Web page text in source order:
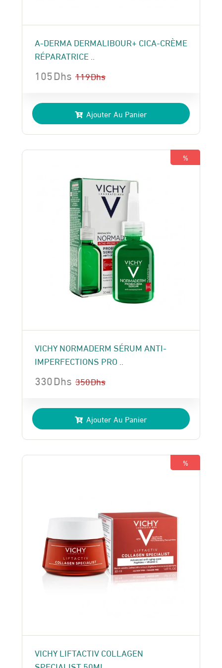
A-DERMA DERMALIBOUR+ CICA-CRÈME
RÉPARATRICE ..
119Dhs
prix
initial
était :
119 Dhs.
105Dhs
prix
actuel
est :
105 Dhs.
Ajouter Au Panier
%
VICHY NORMADERM SÉRUM ANTI-
IMPERFECTIONS PRO ..
350Dhs
prix
initial
était :
350 Dhs.
330Dhs
prix
actuel
est :
330 Dhs.
Ajouter Au Panier
%
VICHY LIFTACTIV COLLAGEN